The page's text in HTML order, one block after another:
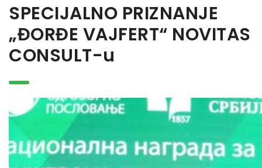
SPECIJALNO PRIZNANJE
„ĐORĐE VAJFERT“ NOVITAS
CONSULT-u